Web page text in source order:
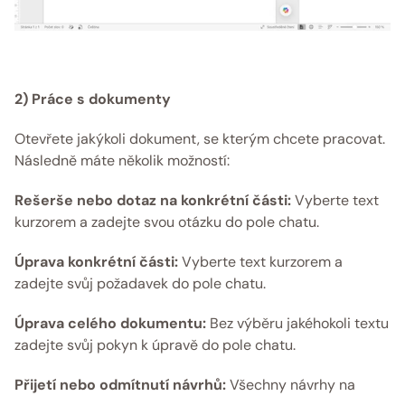
2) Práce s dokumenty
Otevřete jakýkoli dokument, se kterým chcete pracovat.
Následně máte několik možností:
Rešerše nebo dotaz na konkrétní části: Vyberte text
kurzorem a zadejte svou otázku do pole chatu.
Úprava konkrétní části: Vyberte text kurzorem a
zadejte svůj požadavek do pole chatu.
Úprava celého dokumentu: Bez výběru jakéhokoli textu
zadejte svůj pokyn k úpravě do pole chatu.
Přijetí nebo odmítnutí návrhů: Všechny návrhy na